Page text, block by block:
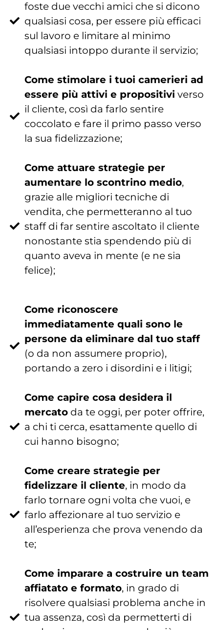
foste due vecchi amici che si dicono
qualsiasi cosa, per essere più efficaci
sul lavoro e limitare al minimo
qualsiasi intoppo durante il servizio;
Come stimolare i tuoi camerieri ad
essere più attivi e propositivi verso
il cliente, così da farlo sentire
coccolato e fare il primo passo verso
la sua fidelizzazione;
Come attuare strategie per
aumentare lo scontrino medio,
grazie alle migliori tecniche di
vendita, che permetteranno al tuo
staff di far sentire ascoltato il cliente
nonostante stia spendendo più di
quanto aveva in mente (e ne sia
felice);
Come riconoscere
immediatamente quali sono le
persone da eliminare dal tuo staff
(o da non assumere proprio),
portando a zero i disordini e i litigi;
Come capire cosa desidera il
mercato da te oggi, per poter offrire,
a chi ti cerca, esattamente quello di
cui hanno bisogno;
Come creare strategie per
fidelizzare il cliente, in modo da
farlo tornare ogni volta che vuoi, e
farlo affezionare al tuo servizio e
all’esperienza che prova venendo da
te;
Come imparare a costruire un team
affiatato e formato, in grado di
risolvere qualsiasi problema anche in
tua assenza, così da permetterti di